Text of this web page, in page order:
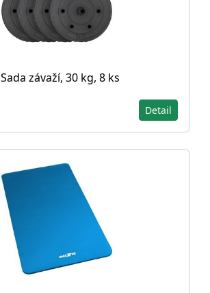
Sada závaží, 30 kg, 8 ks
Detail